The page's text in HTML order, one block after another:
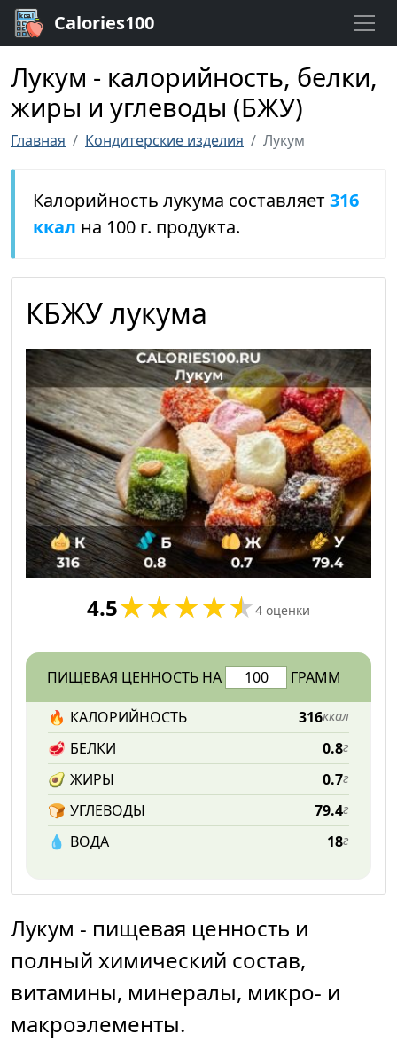
Calories100
Лукум - калорийность, белки,
жиры и углеводы (БЖУ)
Главная Кондитерские изделия Лукум
Калорийность лукума составляет316
ккал на 100 г. продукта.
КБЖУ лукума
4.5 4 оценки
ПИЩЕВАЯ ЦЕННОСТЬ НА ГРАММ
🔥 КАЛОРИЙНОСТЬ 316ккал
🥩 БЕЛКИ 0.8г
🥑 ЖИРЫ 0.7г
🍞 УГЛЕВОДЫ 79.4г
💧️ ВОДА 18г
Лукум - пищевая ценность и
полный химический состав,
витамины, минералы, микро- и
макроэлементы.